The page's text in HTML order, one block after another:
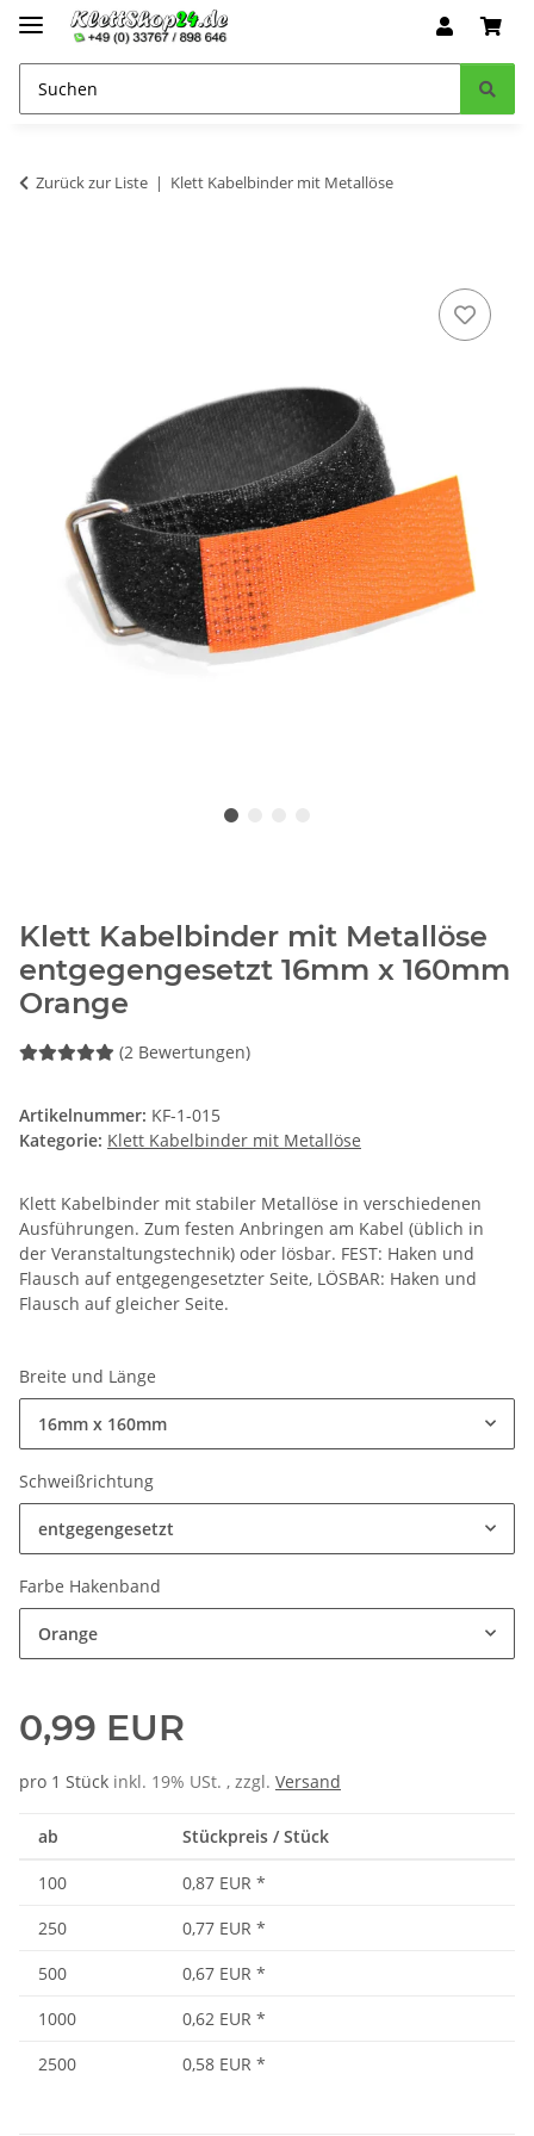
Zurück zur Liste Klett Kabelbinder mit Metallöse
Klett Kabelbinder mit Metallöse
entgegengesetzt 16mm x 160mm
Orange
(2 Bewertungen)
Artikelnummer: KF-1-015
Kategorie: Klett Kabelbinder mit Metallöse
Klett Kabelbinder mit stabiler Metallöse in verschiedenen
Ausführungen. Zum festen Anbringen am Kabel (üblich in
der Veranstaltungstechnik) oder lösbar. FEST: Haken und
Flausch auf entgegengesetzter Seite, LÖSBAR: Haken und
Flausch auf gleicher Seite.
Breite und Länge
16mm x 160mm
Schweißrichtung
entgegengesetzt
Farbe Hakenband
Orange
0,99 EUR
pro 1 Stück inkl. 19% USt. , zzgl. Versand
ab Stückpreis / Stück
100 0,87 EUR *
250
0,77 EUR *
500
0,67 EUR *
1000
0,62 EUR *
2500
0,58 EUR *